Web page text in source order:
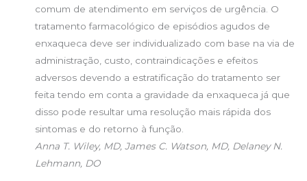
comum de atendimento em serviços de urgência. O
tratamento farmacológico de episódios agudos de
enxaqueca deve ser individualizado com base na via de
administração, custo, contraindicações e efeitos
adversos devendo a estratificação do tratamento ser
feita tendo em conta a gravidade da enxaqueca já que
disso pode resultar uma resolução mais rápida dos
sintomas e do retorno à função.
Anna T. Wiley, MD, James C. Watson, MD, Delaney N.
Lehmann, DO